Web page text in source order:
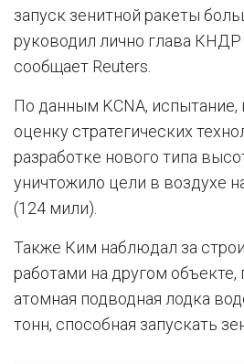
запуск зенитной ракеты
руководил лично глава
сообщает Reuters.
По данным KCNA, испытание,
оценку стратегических
разработке нового типа
уничтожило цели в воздухе
(124 мили).
Также Ким наблюдал за
работами на другом объекте,
атомная подводная лодка
тонн, способная запускать